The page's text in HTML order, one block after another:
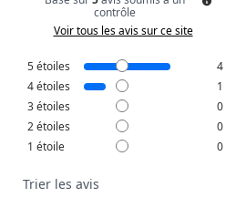
contrôle
Voir tous les avis sur ce site
5étoiles
4
4étoiles
1
3étoiles
0
2étoiles
0
1 étoile 0
Trier les avis